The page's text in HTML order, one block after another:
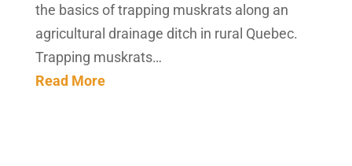
the basics of trapping muskrats along an
agricultural drainage ditch in rural Quebec.
Trapping muskrats…
Read More